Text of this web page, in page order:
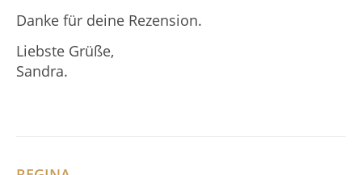
Danke für deine Rezension.
Liebste Grüße,
Sandra.